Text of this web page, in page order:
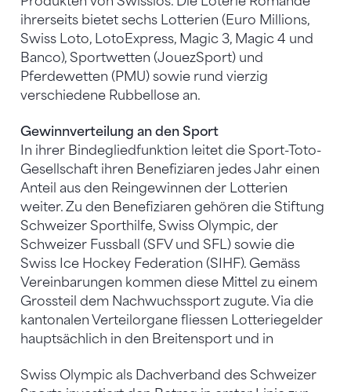
ihrerseits bietet sechs Lotterien (Euro Millions,
Swiss Loto, LotoExpress, Magic 3, Magic 4 und
Banco), Sportwetten (JouezSport) und
Pferdewetten (PMU) sowie rund vierzig
verschiedene Rubbellose an.
Gewinnverteilung an den Sport
In ihrer Bindegliedfunktion leitet die Sport-Toto-
Gesellschaft ihren Benefiziaren jedes Jahr einen
Anteil aus den Reingewinnen der Lotterien
weiter. Zu den Benefiziaren gehören die Stiftung
Schweizer Sporthilfe, Swiss Olympic, der
Schweizer Fussball (SFV und SFL) sowie die
Swiss Ice Hockey Federation (SIHF). Gemäss
Vereinbarungen kommen diese Mittel zu einem
Grossteil dem Nachwuchssport zugute. Via die
kantonalen Verteilorgane fliessen Lotteriegelder
hauptsächlich in den Breitensport und in
Swiss Olympic als Dachverband des Schweizer